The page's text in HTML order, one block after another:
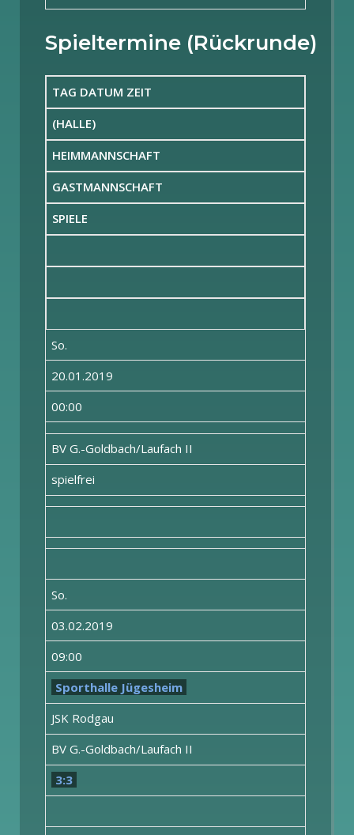
Spieltermine (Rückrunde)
TAG DATUM ZEIT
(HALLE)
HEIMMANNSCHAFT
GASTMANNSCHAFT
SPIELE
So.
20.01.2019
00:00
BV G.-Goldbach/Laufach II
spielfrei
So.
03.02.2019
09:00
Sporthalle Jügesheim
JSK Rodgau
BV G.-Goldbach/Laufach II
3:3